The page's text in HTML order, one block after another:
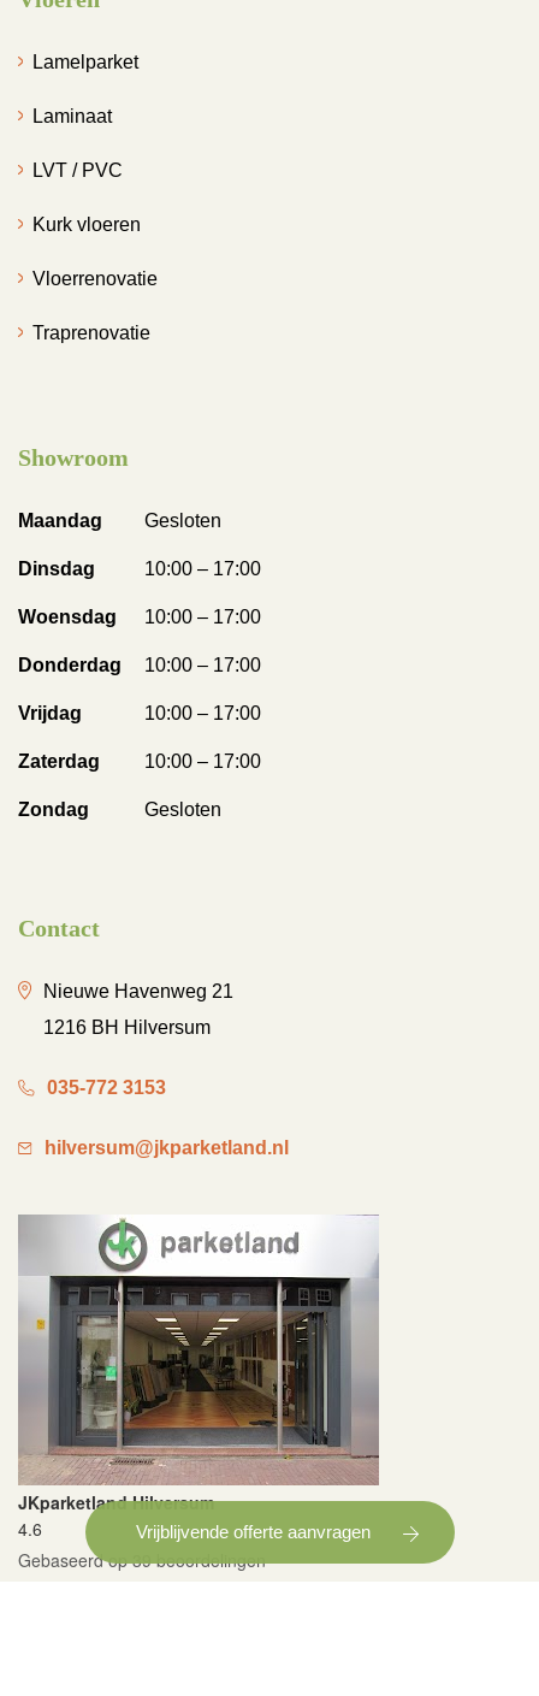
Vrijblijvende offerte aanvragen
Lamelparket
Laminaat
LVT / PVC
Kurk vloeren
Vloerrenovatie
Traprenovatie
Showroom
Maandag Gesloten
Dinsdag 10:00 – 17:00
Woensdag 10:00 – 17:00
Donderdag 10:00 – 17:00
Vrijdag 10:00 – 17:00
Zaterdag 10:00 – 17:00
Zondag Gesloten
Contact
Nieuwe Havenweg 21
1216 BH Hilversum
035-772 3153
hilversum@jkparketland.nl
JKparketland Hilversum
4.6
Gebaseerd op 39 beoordelingen